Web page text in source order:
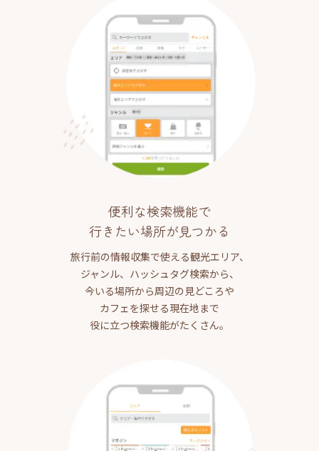
便利な検索機能で
行きたい場所が見つかる
旅行前の情報収集で使える観光エリア、
ジャンル、ハッシュタグ検索から、
今いる場所から周辺の見どころや
カフェを探せる現在地まで
役に立つ検索機能がたくさん。